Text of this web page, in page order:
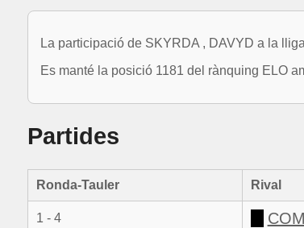
La participació de SKYRDA , DAVYD a la
Es manté la posició 1181 del rànquing ELO
Partides
Ronda-Tauler Rival
1 - 4